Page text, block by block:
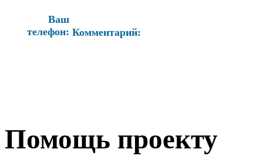
Ваш
телефон: Комментарий:
Помощь проекту